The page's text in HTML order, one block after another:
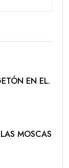
EN EL.
MOSCAS